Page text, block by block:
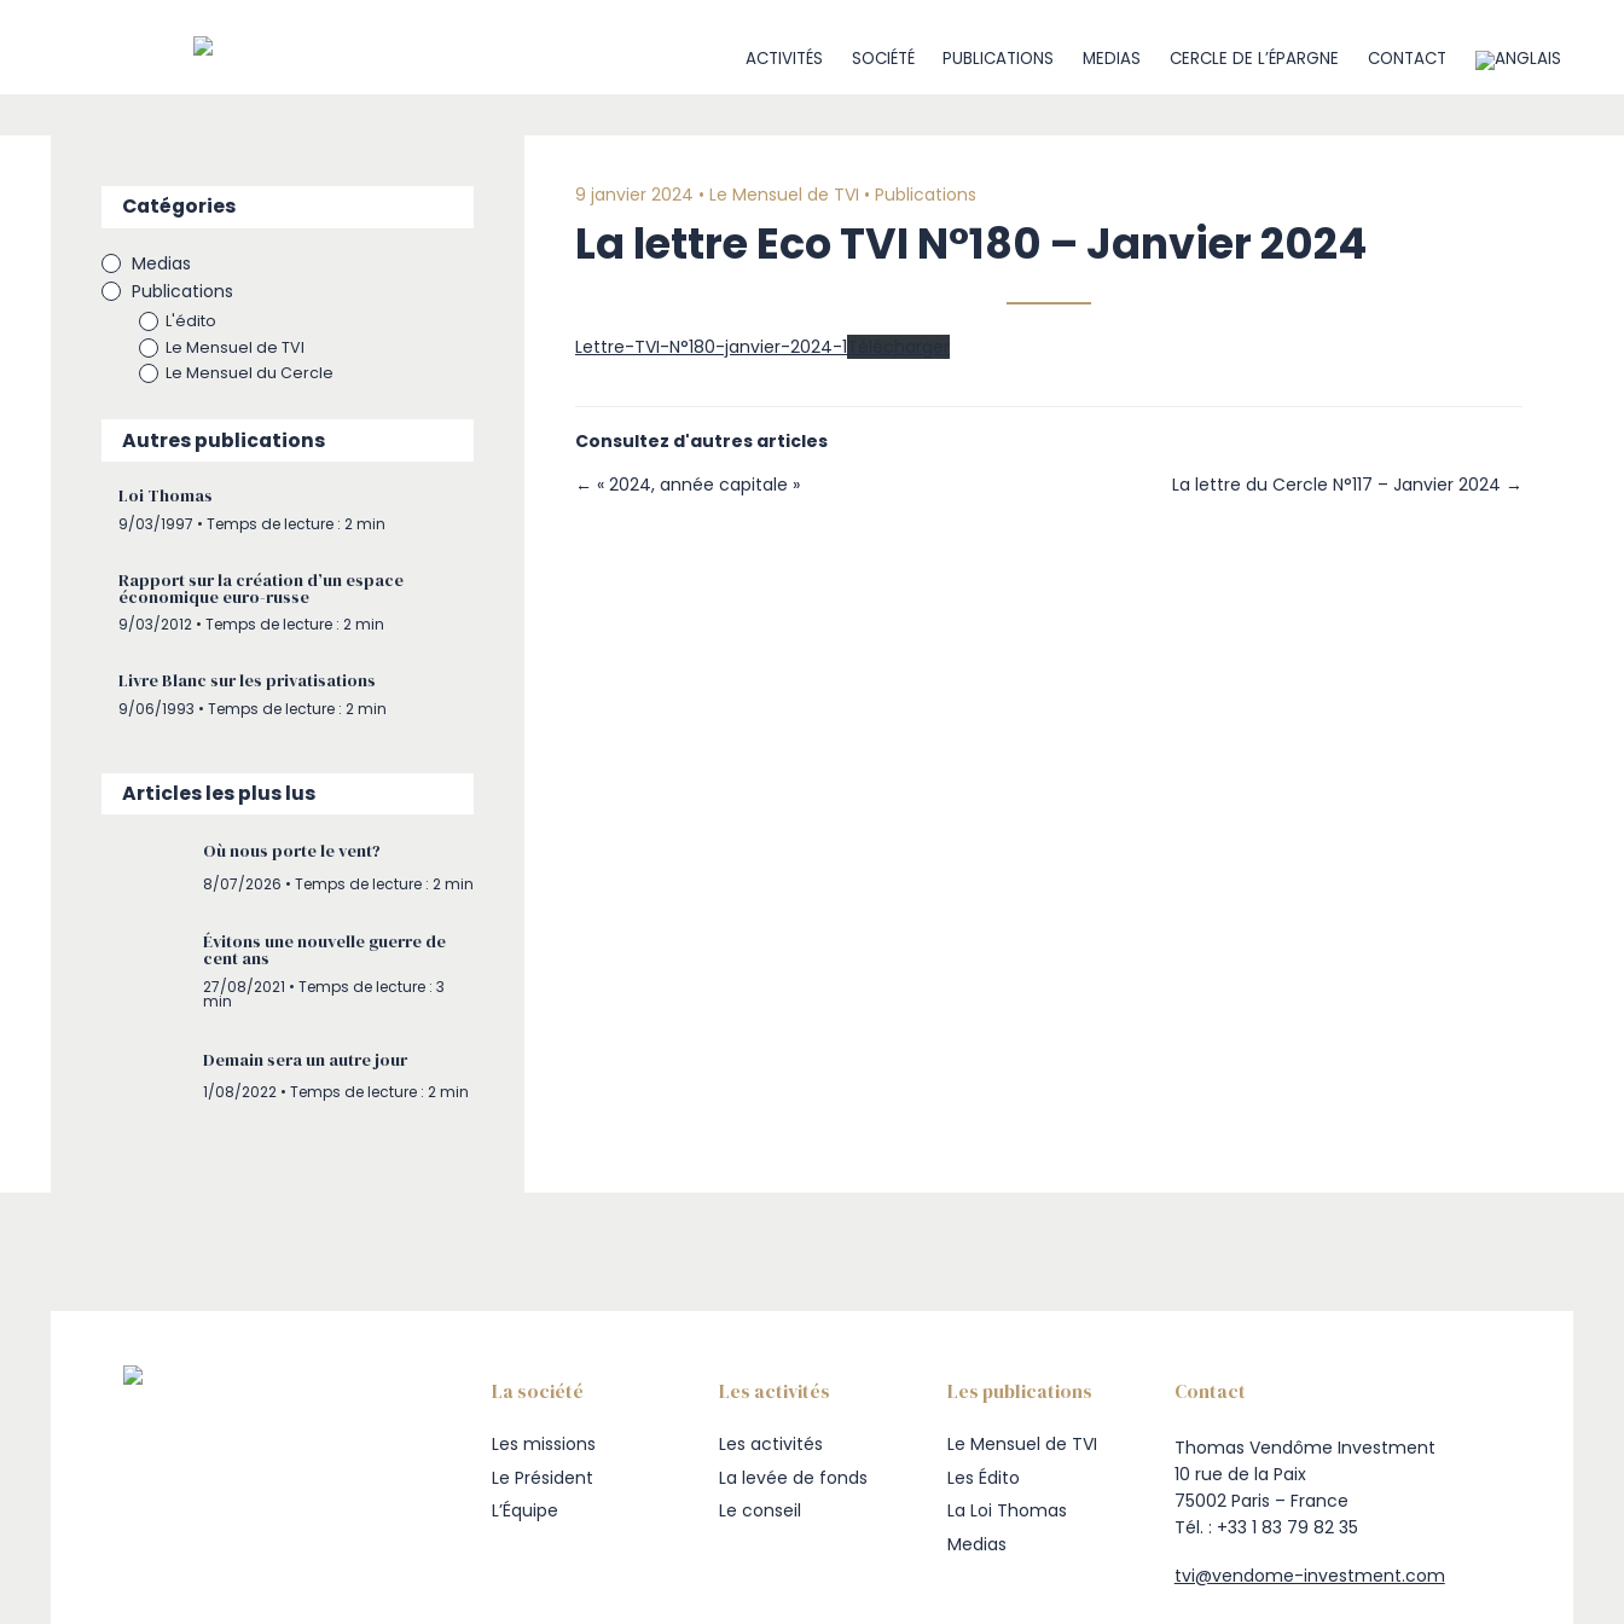
ACTIVITÉS SOCIÉTÉ PUBLICATIONS MEDIAS CERCLE DE L’ÉPARGNE CONTACT
Catégories
Medias
Publications
L'édito
Le Mensuel de TVI
Le Mensuel du Cercle
Autres publications
Loi Thomas
9/03/1997 • Temps de lecture : 2 min
Rapport sur la création d’un espace
économique euro-russe
9/03/2012 • Temps de lecture : 2 min
Livre Blanc sur les privatisations
9/06/1993 • Temps de lecture : 2 min
Articles les plus lus
Où nous porte le vent?
8/07/2026 • Temps de lecture : 2 min
Évitons une nouvelle guerre de
cent ans
27/08/2021 • Temps de lecture : 3
min
Demain sera un autre jour
1/08/2022 • Temps de lecture : 2 min
9 janvier 2024 • Le Mensuel de TVI • Publications
La lettre Eco TVI N°180 – Janvier 2024
Lettre-TVI-N°180-janvier-2024-1
Consultez d'autres articles
← « 2024, année capitale »
La lettre du Cercle N°117 – Janvier 2024 →
Contact
Thomas Vendôme Investment
10 rue de la Paix
75002 Paris – France
Tél. : +33 1 83 79 82 35
tvi@vendome-investment.com
La société
Les missions
Le Président
L’Équipe
Les activités
Les activités
La levée de fonds
Le conseil
Les publications
Le Mensuel de TVI
Les Édito
La Loi Thomas
Medias